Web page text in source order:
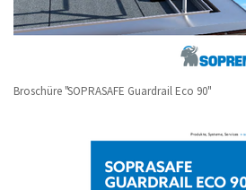
Broschüre "SOPRASAFE Guardrail Eco 90"